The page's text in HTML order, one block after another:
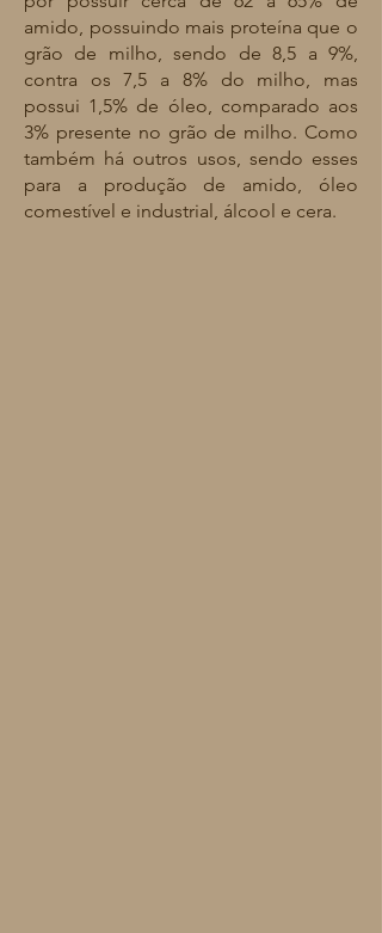
amido, possuindo mais proteína que o
grão de milho, sendo de 8,5 a 9%,
contra os 7,5 a 8% do milho, mas
possui 1,5% de óleo, comparado aos
3% presente no grão de milho. Como
também há outros usos, sendo esses
para a produção de amido, óleo
comestível e industrial, álcool e cera.